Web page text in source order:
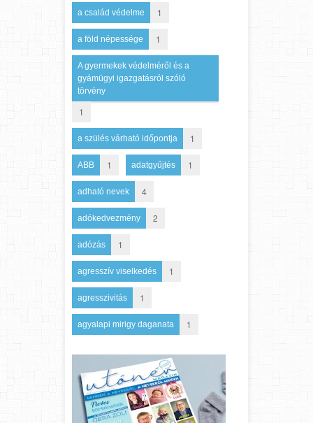
a család védelme 1
a föld népessége 1
A gyermekek védelméről és a
gyámügyi igazgatásról szóló
törvény
1
a szülés várható időpontja 1
ABB 1 adatgyűjtés 1
adható nevek 4
adókedvezmény 2
adózás 1
agresszív viselkedés 1
agresszivitás 1
agyalapi mirigy daganata 1